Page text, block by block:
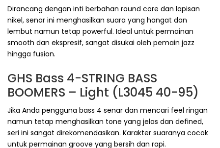
Dirancang dengan inti berbahan round core dan lapisan
nikel, senar ini menghasilkan suara yang hangat dan
lembut namun tetap powerful. Ideal untuk permainan
smooth dan ekspresif, sangat disukai oleh pemain jazz
hingga fusion.
GHS Bass 4-STRING BASS
BOOMERS – Light (L3045 40-95)
Jika Anda pengguna bass 4 senar dan mencari feel ringan
namun tetap menghasilkan tone yang jelas dan defined,
seri ini sangat direkomendasikan. Karakter suaranya cocok
untuk permainan groove yang bersih dan rapi.